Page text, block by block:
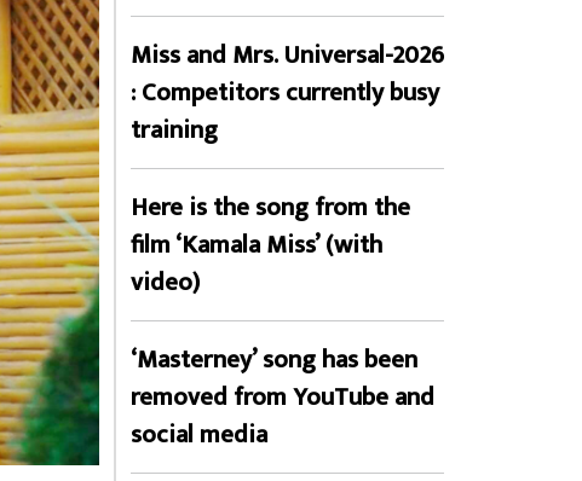
Miss and Mrs. Universal-2026
: Competitors currently busy
training
Here is the song from the
film ‘Kamala Miss’ (with
video)
‘Masterney’ song has been
removed from YouTube and
social media